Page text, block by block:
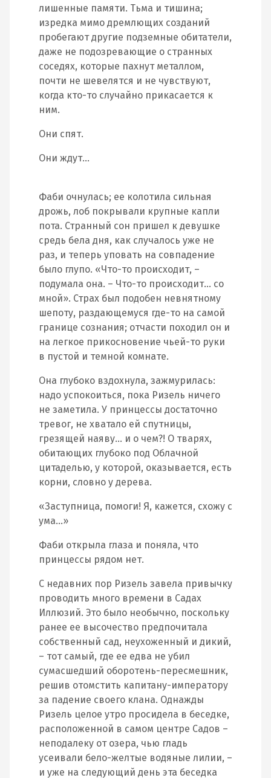
лишенные памяти. Тьма и тишина;
изредка мимо дремлющих созданий
пробегают другие подземные обитатели,
даже не подозревающие о странных
соседях, которые пахнут металлом,
почти не шевелятся и не чувствуют,
когда кто-то случайно прикасается к
ним.
Они спят.
Они ждут…
Фаби очнулась; ее колотила сильная
дрожь, лоб покрывали крупные капли
пота. Странный сон пришел к девушке
средь бела дня, как случалось уже не
раз, и теперь уповать на совпадение
было глупо. «Что-то происходит, –
подумала она. – Что-то происходит… со
мной». Страх был подобен невнятному
шепоту, раздающемуся где-то на самой
границе сознания; отчасти походил он и
на легкое прикосновение чьей-то руки
в пустой и темной комнате.
Она глубоко вздохнула, зажмурилась:
надо успокоиться, пока Ризель ничего
не заметила. У принцессы достаточно
тревог, не хватало ей спутницы,
грезящей наяву… и о чем?! О тварях,
обитающих глубоко под Облачной
цитаделью, у которой, оказывается, есть
корни, словно у дерева.
«Заступница, помоги! Я, кажется, схожу с
ума…»
Фаби открыла глаза и поняла, что
принцессы рядом нет.
С недавних пор Ризель завела привычку
проводить много времени в Садах
Иллюзий. Это было необычно, поскольку
ранее ее высочество предпочитала
собственный сад, неухоженный и дикий,
– тот самый, где ее едва не убил
сумасшедший оборотень-пересмешник,
решив отомстить капитану-императору
за падение своего клана. Однажды
Ризель целое утро просидела в беседке,
расположенной в самом центре Садов –
неподалеку от озера, чью гладь
усеивали бело-желтые водяные лилии, –
и уже на следующий день эта беседка